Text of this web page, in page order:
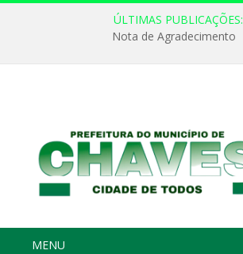
ÚLTIMAS PUBLICAÇÕES:
Nota de Agradecimento
MENU